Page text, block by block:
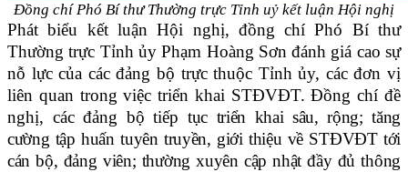
Đồng chí Phó Bí thư Thường trực Tỉnh uỷ kết luận Hội nghị
Phát biểu kết luận Hội nghị, đồng chí Phó Bí thư
Thường trực Tỉnh ủy Phạm Hoàng Sơn đánh giá cao sự
nỗ lực của các đảng bộ trực thuộc Tỉnh ủy, các đơn vị
liên quan trong việc triển khai STĐVĐT. Đồng chí đề
nghị, các đảng bộ tiếp tục triển khai sâu, rộng; tăng
cường tập huấn tuyên truyền, giới thiệu về STĐVĐT tới
cán bộ, đảng viên; thường xuyên cập nhật đầy đủ thông